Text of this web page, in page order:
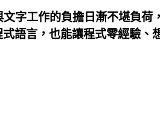
字工作的負擔日漸不堪負
語言，也能讓程式零經驗、